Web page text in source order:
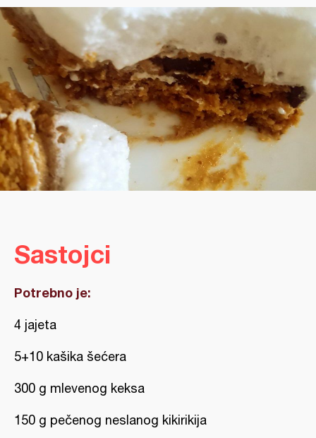
Sastojci
Potrebno je:
4 jajeta
5+10 kašika šećera
300 g mlevenog keksa
150 g pečenog neslanog kikirikija